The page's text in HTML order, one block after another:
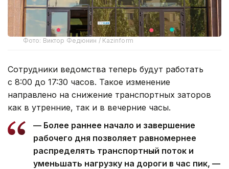
Фото: Виктор Федюнин / Kazinform
Сотрудники ведомства теперь будут работать
с 8:00 до 17:30 часов. Такое изменение
направлено на снижение транспортных заторов
как в утренние, так и в вечерние часы.
— Более раннее начало и завершение
рабочего дня позволяет равномернее
распределять транспортный поток и
уменьшать нагрузку на дороги в час пик, —